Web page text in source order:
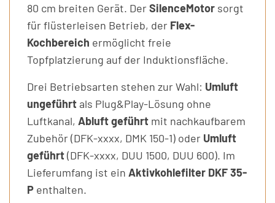
80 cm breiten Gerät. DerSilenceMotor sorgt
für flüsterleisen Betrieb, der Flex-
Kochbereich ermöglicht freie
Topfplatzierung auf der Induktionsfläche.
Drei Betriebsarten stehen zur Wahl: Umluft
ungeführt als Plug&Play-Lösung ohne
Luftkanal, Abluft geführt mit nachkaufbarem
Zubehör (DFK-xxxx, DMK 150-1) oder Umluft
geführt(DFK-xxxx, DUU 1500, DUU 600). Im
Lieferumfang ist ein Aktivkohlefilter DKF 35-
P enthalten.